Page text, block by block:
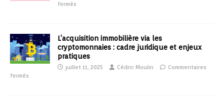
fermés
L’acquisition immobilière via les
cryptomonnaies : cadre juridique et enjeux
pratiques
juillet 11, 2025 Cédric Moulin
Commentaires
fermés